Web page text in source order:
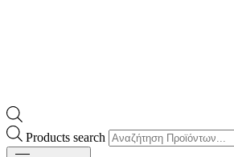
Products search